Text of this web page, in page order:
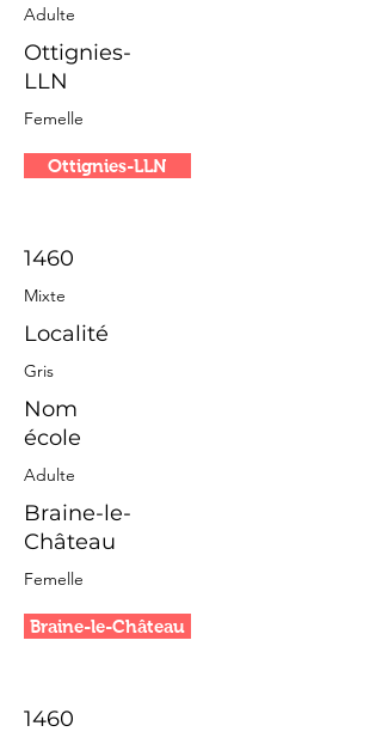
Adulte
Ottignies-
LLN
Femelle
Ottignies-LLN
1460
Mixte
Localité
Gris
Nom
école
Adulte
Braine-le-
Château
Femelle
Braine-le-Château
1460